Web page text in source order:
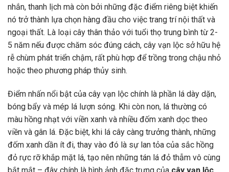
nhắn, thanh lịch mà còn bởi những đặc điểm riêng biệt khiến
nó trở thành lựa chọn hàng đầu cho việc trang trí nội thất và
ngoại thất. Là loại cây thân thảo với tuổi thọ trung bình từ 2-
5 năm nếu được chăm sóc đúng cách, cây vạn lộc sở hữu hệ
rễ chùm phát triển chậm, rất phù hợp để trồng trong chậu nhỏ
hoặc theo phương pháp thủy sinh.
Điểm nhấn nổi bật của cây vạn lộc chính là phần lá dày dặn,
bóng bẩy và mép lá lượn sóng. Khi còn non, lá thường có
màu hồng nhạt với viền xanh và nhiều đốm xanh dọc theo
viền và gân lá. Đặc biệt, khi lá cây càng trưởng thành, những
đốm xanh dần ít đi, thay vào đó là sự lan tỏa của sắc hồng
đỏ rực rỡ khắp mặt lá, tạo nên những tán lá đỏ thẫm vô cùng